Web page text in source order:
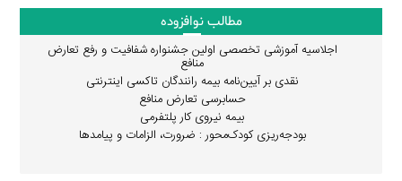
مطالب نوافزوده
اجلاسیه آموزشی تخصصی اولین جشنواره شفافیت و رفع تعارض
منافع
نقدی بر آیین‌نامه بیمه رانندگان تاکسی اینترنتی
حسابرسی تعارض منافع
بیمه نیروی کار پلتفرمی
بودجه‌ریزی کودک‌محور : ضرورت، الزامات و پیامدها